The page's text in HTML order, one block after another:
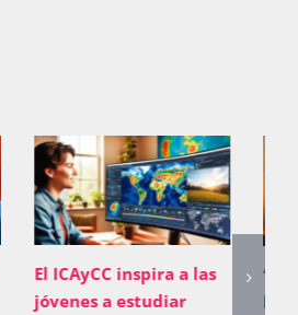
“No basta con proveer;
los padres deben